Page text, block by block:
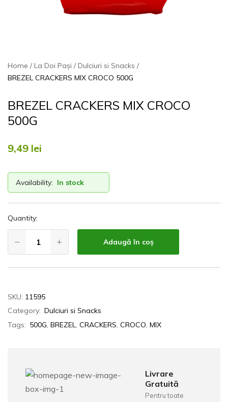
Home La Doi Pași
Dulciuri si Snacks
BREZEL CRACKERS MIX CROCO 500G
BREZEL CRACKERS MIX CROCO
500G
9,49 lei
Availability: In stock
Quantity:
Adaugă în coș
SKU: 11595
Category: Dulciuri si Snacks
Tags: 500G, BREZEL, CRACKERS, CROCO, MIX
Livrare
Gratuită
Pentru toate